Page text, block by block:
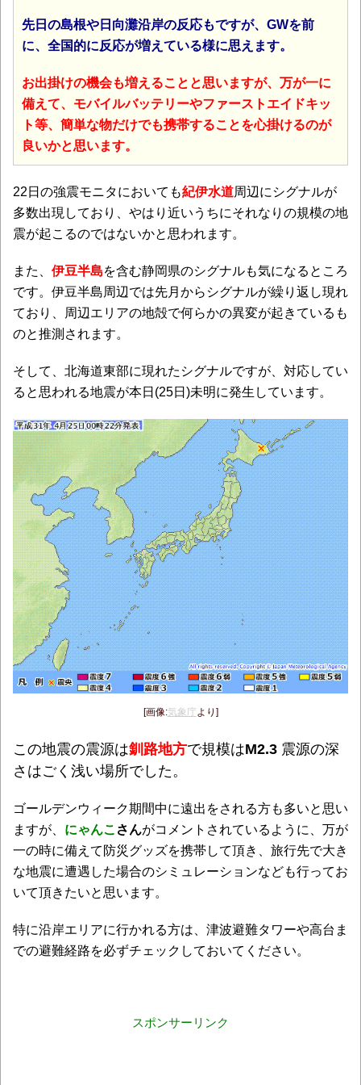
先日の島根や日向灘沿岸の反応もですが、GWを前
に、全国的に反応が増えている様に思えます。
お出掛けの機会も増えることと思いますが、万が一に
備えて、モバイルバッテリーやファーストエイドキッ
ト等、簡単な物だけでも携帯することを心掛けるのが
良いかと思います。
22日の強震モニタにおいても紀伊水道周辺にシグナルが
多数出現しており、やはり近いうちにそれなりの規模の地
震が起こるのではないかと思われます。
また、 伊豆半島を含む静岡県のシグナルも気になるところ
です。伊豆半島周辺では先月からシグナルが繰り返し現れ
ており、周辺エリアの地殻で何らかの異変が起きているも
のと推測されます。
そして、北海道東部に現れたシグナルですが、対応してい
ると思われる地震が本日(25日)未明に発生しています。
[画像:気象庁 より]
この地震の震源は釧路地方で規模はM2.3 震源の深
さはごく浅い場所でした。
ゴールデンウィーク期間中に遠出をされる方も多いと思い
ますが、 にゃんこ さんがコメントされているように、万が
一の時に備えて防災グッズを携帯して頂き、旅行先で大き
な地震に遭遇した場合のシミュレーションなども行ってお
いて頂きたいと思います。
特に沿岸エリアに行かれる方は、津波避難タワーや高台ま
での避難経路を必ずチェックしておいてください。
スポンサーリンク